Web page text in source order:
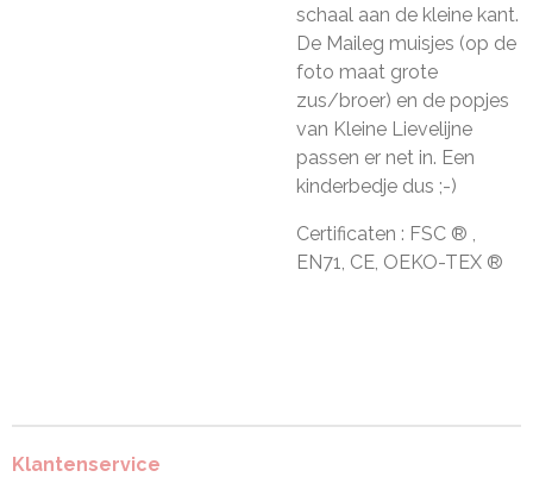
schaal aan de kleine kant.
De Maileg muisjes (op de
foto maat grote
zus/broer) en de popjes
van Kleine Lievelijne
passen er net in. Een
kinderbedje dus ;-)
Certificaten : FSC ® ,
EN71, CE, OEKO-TEX ®
Klantenservice